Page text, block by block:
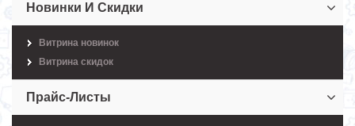
Новинки И Скидки
Витрина новинок
Витрина скидок
Прайс-Листы